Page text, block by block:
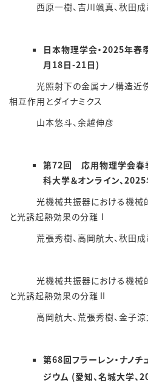
西原一樹、吉川颯真、秋田成
日本物理学会・2025年春
月18日-21日)
光照射下の金属ナノ構造近傍
相互作用とダイナミクス
山本悠斗、余越伸彦
第72回 応用物理学会春
科大学＆オンライン、
光機械共振器における機械的
と光誘起熱効果の分離Ⅰ
荒張秀樹、高岡航大、秋田成
光機械共振器における機械的
と光誘起熱効果の分離Ⅱ
高岡航大、荒張秀樹、金子涼
第68回フラーレン・ナノ
ジウム (愛知、名城大学